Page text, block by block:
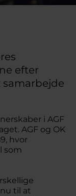
efter
i AGF
AGF og OK
hvor
som
til at